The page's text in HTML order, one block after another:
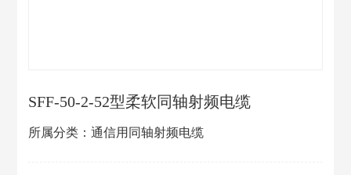
SFF-50-2-52型柔软同轴射频电缆
所属分类：通信用同轴射频电缆